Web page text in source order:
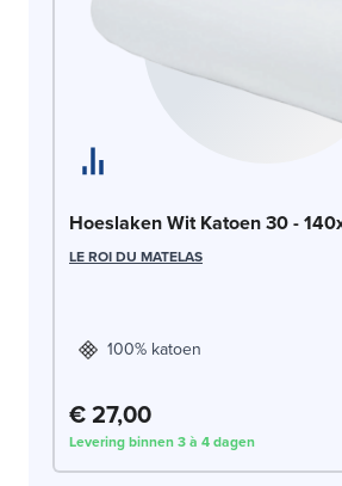
Hoeslaken Wit Katoen 30 -
LE ROI DU MATELAS
100% katoen
€ 27,00
Levering binnen 3 à 4 dagen